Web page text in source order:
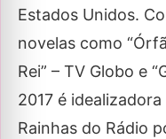
Estados Unidos.
novelas como
Rei” – TV Globo e
2017 é
Rainhas do Rádio